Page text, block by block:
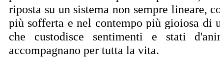
riposta su un sistema non sempre lineare,
più sofferta e nel contempo più gioiosa di
che custodisce sentimenti e stati
accompagnano per tutta la vita.